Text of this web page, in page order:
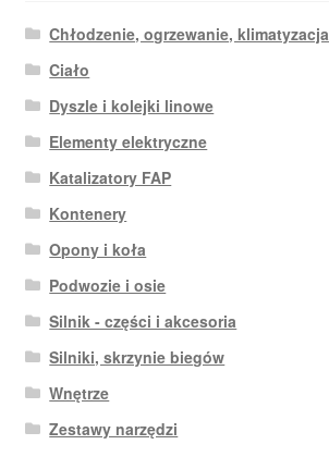
Chłodzenie, ogrzewanie, klimatyzacja
Ciało
Dyszle i kolejki linowe
Elementy elektryczne
Katalizatory FAP
Kontenery
Opony i koła
Podwozie i osie
Silnik - części i akcesoria
Silniki, skrzynie biegów
Wnętrze
Zestawy narzędzi